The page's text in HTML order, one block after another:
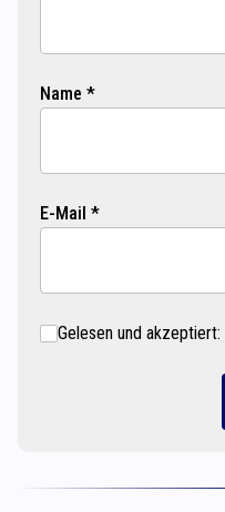
Name *
E-Mail *
Gelesen und akzeptiert: